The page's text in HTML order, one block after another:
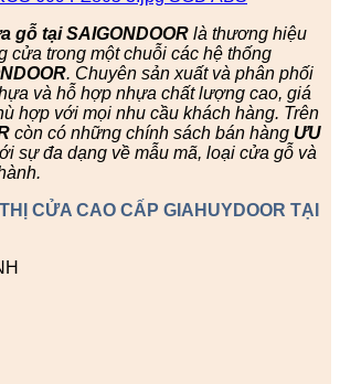
gỗ tại SAIGONDOOR là thương hiệu
cửa trong một chuỗi các hệ thống
. Chuyên sản xuất và phân phối
và hỗ hợp nhựa chất lượng cao, giá
hợp với mọi nhu cầu khách hàng. Trên
còn có những chính sách bán hàng ƯU
sự đa dạng về mẫu mã, loại cửa gỗ và
CỬA CAO CẤP GIAHUYDOOR TẠI